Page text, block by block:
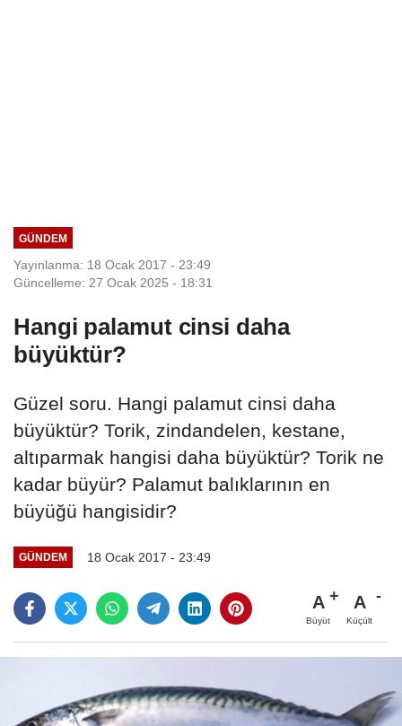
GÜNDEM
Yayınlanma: 18 Ocak 2017 - 23:49
Güncelleme: 27 Ocak 2025 - 18:31
Hangi palamut cinsi daha
büyüktür?
Güzel soru. Hangi palamut cinsi daha
büyüktür? Torik, zindandelen, kestane,
altıparmak hangisi daha büyüktür? Torik ne
kadar büyür? Palamut balıklarının en
büyüğü hangisidir?
GÜNDEM 18 Ocak 2017 - 23:49
A
Büyüt
A
Küçült